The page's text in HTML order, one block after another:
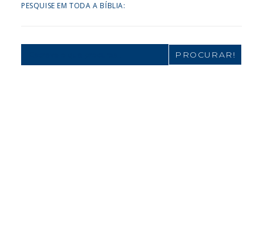
PESQUISE EM TODA A BÍBLIA:
Search